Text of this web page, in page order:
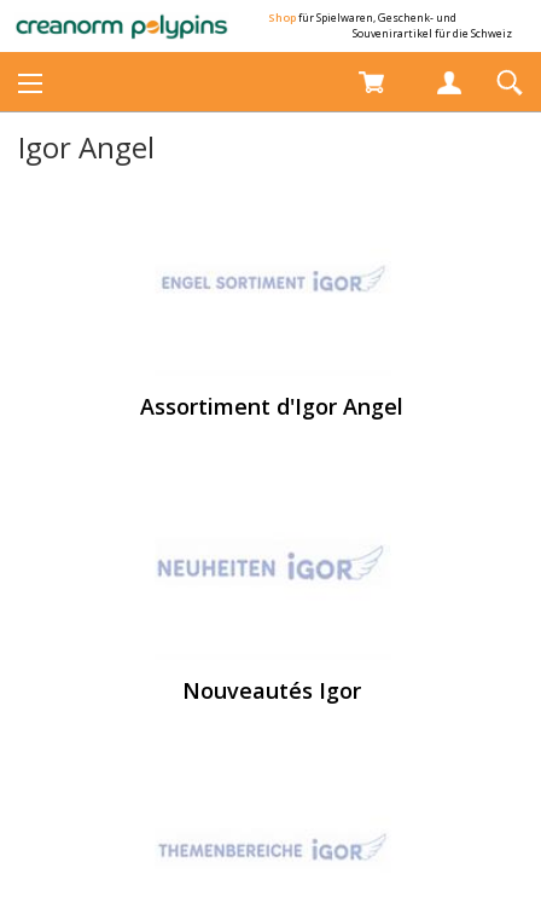
Shopfür Spielwaren, Geschenk- und
Souvenirartikel für die Schweiz
Igor Angel
Assortiment d'Igor Angel
Nouveautés Igor